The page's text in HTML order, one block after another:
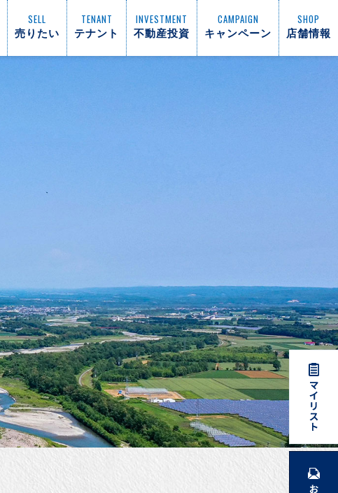
SELL
売りたい
TENANT
テナント
INVESTMENT
不動産投資
CAMPAIGN
キャンペーン
SHOP
店舗情報